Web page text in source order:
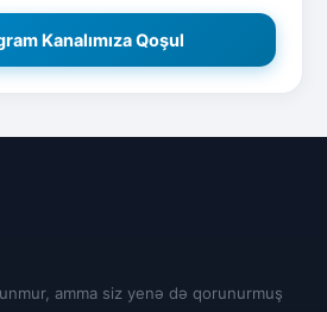
Kanalımıza Qoşul
amma siz yenə də qorunurmuş